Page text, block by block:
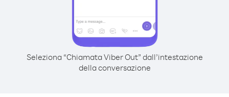
Seleziona “Chiamata Viber Out” dall’intestazione
della conversazione